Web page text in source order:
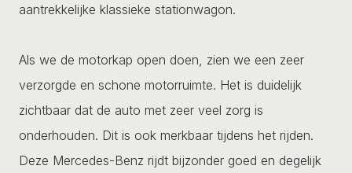
aantrekkelijke klassieke stationwagon.
Als we de motorkap open doen, zien we een zeer
verzorgde en schone motorruimte. Het is duidelijk
zichtbaar dat de auto met zeer veel zorg is
onderhouden. Dit is ook merkbaar tijdens het rijden.
Deze Mercedes-Benz rijdt bijzonder goed en degelijk